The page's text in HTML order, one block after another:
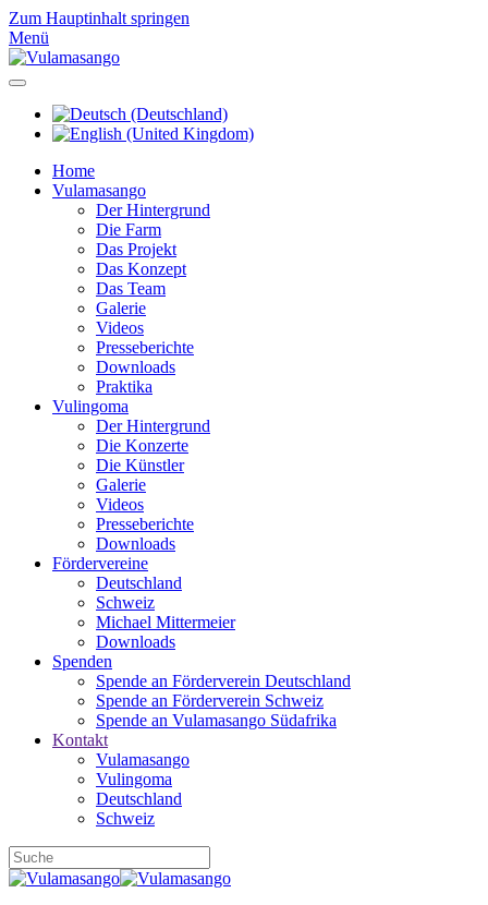
Zum Hauptinhalt springen
Menü
Home
Vulamasango
Der Hintergrund
Die Farm
Das Projekt
Das Konzept
Das Team
Galerie
Videos
Presseberichte
Downloads
Praktika
Vulingoma
Der Hintergrund
Die Konzerte
Die Künstler
Galerie
Videos
Presseberichte
Downloads
Fördervereine
Deutschland
Schweiz
Michael Mittermeier
Downloads
Spenden
Spende an Förderverein Deutschland
Spende an Förderverein Schweiz
Spende an Vulamasango Südafrika
Kontakt
Vulamasango
Vulingoma
Deutschland
Schweiz